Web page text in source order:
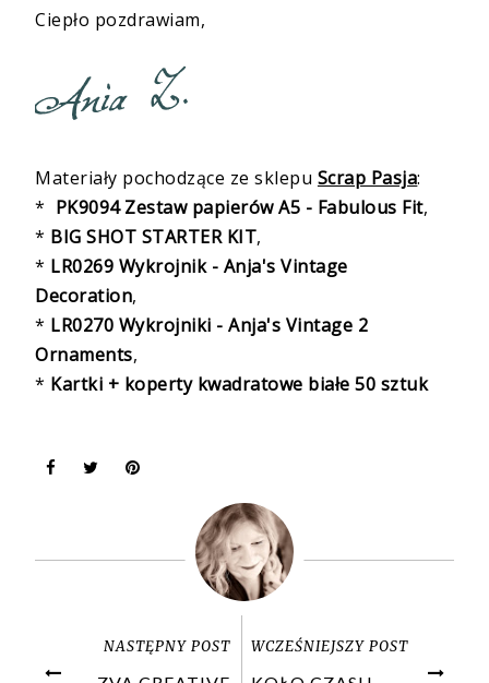
Ciepło pozdrawiam,
Materiały pochodzące ze sklepu Scrap Pasja:
* PK9094 Zestaw papierów A5 - Fabulous Fit,
* BIG SHOT STARTER KIT,
* LR0269 Wykrojnik - Anja's Vintage
Decoration,
* LR0270 Wykrojniki - Anja's Vintage 2
Ornaments,
* Kartki + koperty kwadratowe białe 50 sztuk
NASTĘPNY POST WCZEŚNIEJSZY POST